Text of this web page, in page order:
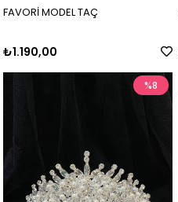
FAVORİ MODEL TAÇ
₺1.190,00
%8